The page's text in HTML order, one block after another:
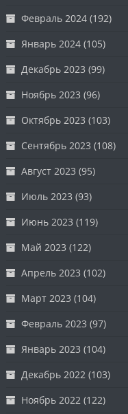
Февраль 2024 (192)
Январь 2024 (105)
Декабрь 2023 (99)
Ноябрь 2023 (96)
Октябрь 2023 (103)
Сентябрь 2023 (108)
Август 2023 (95)
Июль 2023 (93)
Июнь 2023 (119)
Май 2023 (122)
Апрель 2023 (102)
Март 2023 (104)
Февраль 2023 (97)
Январь 2023 (104)
Декабрь 2022 (103)
Ноябрь 2022 (122)